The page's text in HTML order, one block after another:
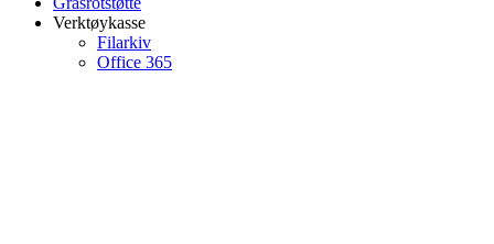
Verktøykasse
Filarkiv
Office 365